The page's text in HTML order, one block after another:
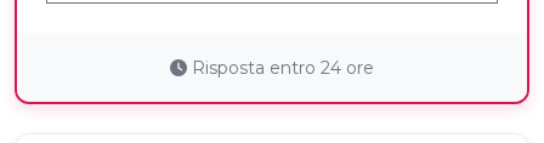
Risposta entro 24 ore